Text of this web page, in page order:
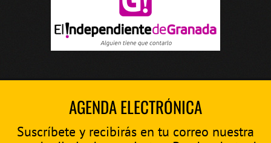
AGENDA ELECTRÓNICA
Suscríbete y recibirás en tu correo nuestra